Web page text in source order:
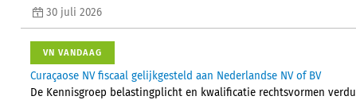
30 juli 2026
VN VANDAAG
Curaçaose NV fiscaal gelijkgesteld aan Nederlandse NV of BV
De Kennisgroep belastingplicht en kwalificatie rechtsvormen